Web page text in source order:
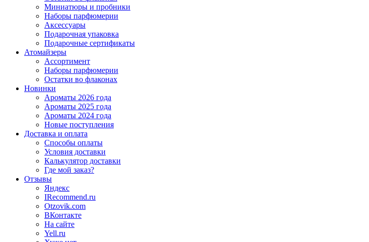
Миниатюры и пробники
Наборы парфюмерии
Аксессуары
Подарочная упаковка
Подарочные сертификаты
Атомайзеры
Ассортимент
Наборы парфюмерии
Остатки во флаконах
Новинки
Ароматы 2026 года
Ароматы 2025 года
Ароматы 2024 года
Новые поступления
Доставка и оплата
Способы оплаты
Условия доставки
Калькулятор доставки
Где мой заказ?
Отзывы
Яндекс
IRecommend.ru
Otzovik.com
ВКонтакте
На сайте
Yell.ru